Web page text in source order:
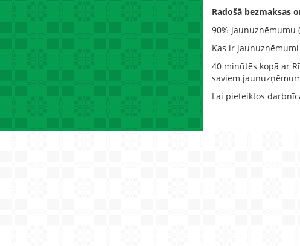
Radošā bezmaksas
90% jaunuzņēmumu
Kas ir
40 minūtēs kopā ar
saviem
Lai pieteiktos